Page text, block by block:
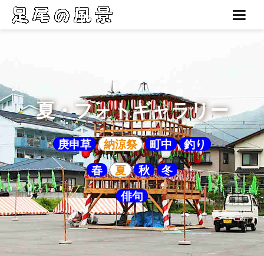
夏・フォトギャラリー
庚申草 納涼祭 町中 釣り
春 夏 秋 冬
俳句